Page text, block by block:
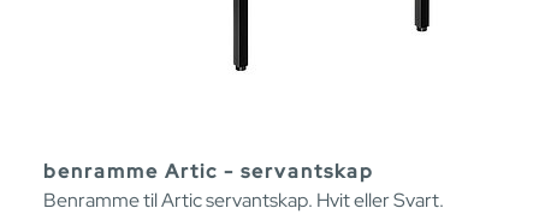
benramme Artic - servantskap
Benramme til Artic servantskap. Hvit eller Svart.